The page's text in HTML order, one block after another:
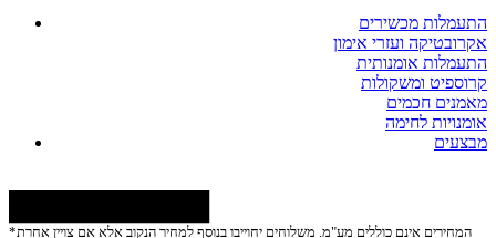
התעמלות מכשירים
אקרובטיקה ועזרי אימון
התעמלות אומנותית
קרוספיט ומשקולות
מאמנים חכמים
אומנויות לחימה
מבצעים
*המחירים אינם כוללים מע"מ. משלוחים יחוייבו בנוסף למחיר הנקוב אלא אם צויין אחרת